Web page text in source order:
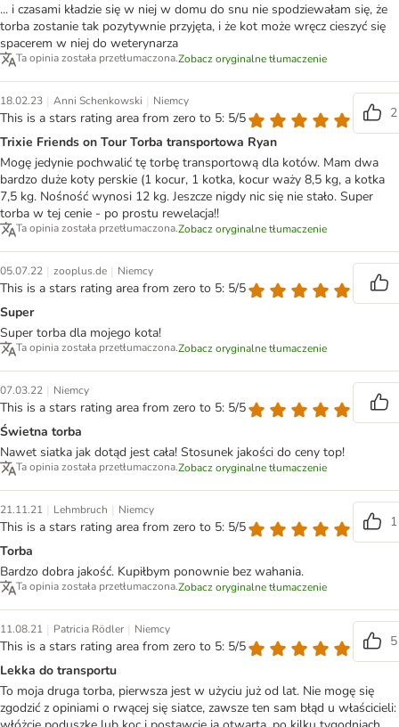
... i czasami kładzie się w niej w domu do snu nie spodziewałam się, że
torba zostanie tak pozytywnie przyjęta, i że kot może wręcz cieszyć się
spacerem w niej do weterynarza
Ta opinia została przetłumaczona.Zobacz oryginalne tłumaczenie
18.02.23 | Anni Schenkowski | Niemcy
This is a stars rating area from zero to 5: 5/5
2
Trixie Friends on Tour Torba transportowa Ryan
Mogę jedynie pochwalić tę torbę transportową dla kotów. Mam dwa
bardzo duże koty perskie (1 kocur, 1 kotka, kocur waży 8,5 kg, a kotka
7,5 kg. Nośność wynosi 12 kg. Jeszcze nigdy nic się nie stało. Super
torba w tej cenie - po prostu rewelacja!!
Ta opinia została przetłumaczona.Zobacz oryginalne tłumaczenie
05.07.22 | zooplus.de | Niemcy
This is a stars rating area from zero to 5: 5/5
Super
Super torba dla mojego kota!
Ta opinia została przetłumaczona.Zobacz oryginalne tłumaczenie
07.03.22 | Niemcy
This is a stars rating area from zero to 5: 5/5
Świetna torba
Nawet siatka jak dotąd jest cała! Stosunek jakości do ceny top!
Ta opinia została przetłumaczona.Zobacz oryginalne tłumaczenie
21.11.21 | Lehmbruch | Niemcy
This is a stars rating area from zero to 5: 5/5
1
Torba
Bardzo dobra jakość. Kupiłbym ponownie bez wahania.
Ta opinia została przetłumaczona.Zobacz oryginalne tłumaczenie
11.08.21 | Patricia Rödler | Niemcy
This is a stars rating area from zero to 5: 5/5
5
Lekka do transportu
To moja druga torba, pierwsza jest w użyciu już od lat. Nie mogę się
zgodzić z opiniami o rwącej się siatce, zawsze ten sam błąd u właścicieli: